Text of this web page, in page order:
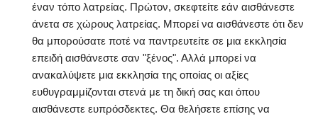
έναν τόπο λατρείας. Πρώτον, σκεφτείτε εάν αισθάνεστε
άνετα σε χώρους λατρείας. Μπορεί να αισθάνεστε ότι δεν
θα μπορούσατε ποτέ να παντρευτείτε σε μια εκκλησία
επειδή αισθάνεστε σαν "ξένος". Αλλά μπορεί να
ανακαλύψετε μια εκκλησία της οποίας οι αξίες
ευθυγραμμίζονται στενά με τη δική σας και όπου
αισθάνεστε ευπρόσδεκτες. Θα θελήσετε επίσης να